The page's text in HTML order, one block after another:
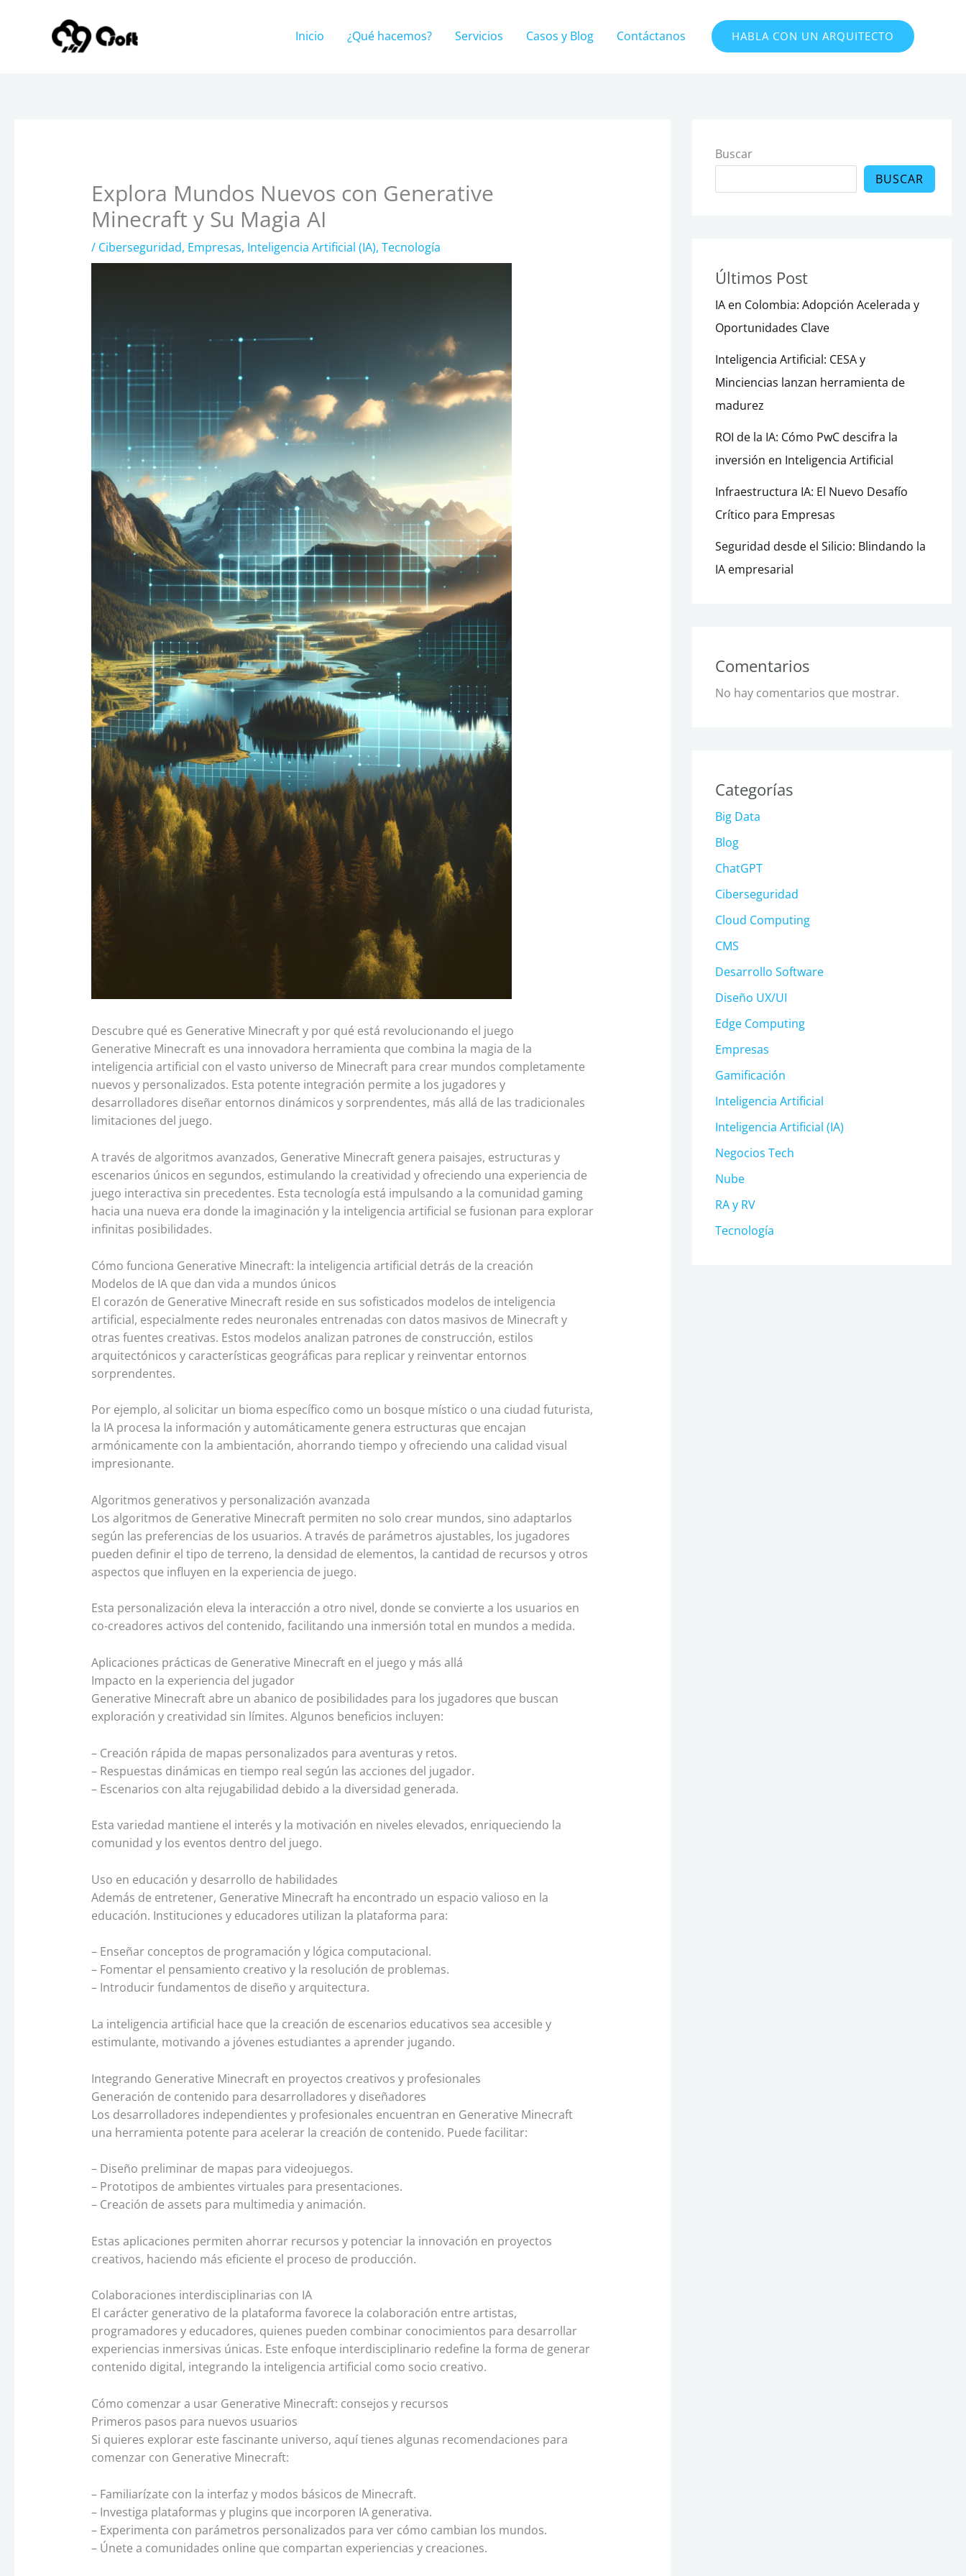
contenido
Inicio ¿Qué hacemos? Servicios Casos y Blog Contáctanos HABLA CON UN ARQUITECTO
Explora Mundos Nuevos con Generative
Minecraft y Su Magia AI
/ Ciberseguridad, Empresas, Inteligencia Artificial (IA), Tecnología
Descubre qué es Generative Minecraft y por qué está revolucionando el juego
Generative Minecraft es una innovadora herramienta que combina la magia de la
inteligencia artificial con el vasto universo de Minecraft para crear mundos completamente
nuevos y personalizados. Esta potente integración permite a los jugadores y
desarrolladores diseñar entornos dinámicos y sorprendentes, más allá de las tradicionales
limitaciones del juego.
A través de algoritmos avanzados, Generative Minecraft genera paisajes, estructuras y
escenarios únicos en segundos, estimulando la creatividad y ofreciendo una experiencia de
juego interactiva sin precedentes. Esta tecnología está impulsando a la comunidad gaming
hacia una nueva era donde la imaginación y la inteligencia artificial se fusionan para explorar
infinitas posibilidades.
Cómo funciona Generative Minecraft: la inteligencia artificial detrás de la creación
Modelos de IA que dan vida a mundos únicos
El corazón de Generative Minecraft reside en sus sofisticados modelos de inteligencia
artificial, especialmente redes neuronales entrenadas con datos masivos de Minecraft y
otras fuentes creativas. Estos modelos analizan patrones de construcción, estilos
arquitectónicos y características geográficas para replicar y reinventar entornos
sorprendentes.
Por ejemplo, al solicitar un bioma específico como un bosque místico o una ciudad futurista,
la IA procesa la información y automáticamente genera estructuras que encajan
armónicamente con la ambientación, ahorrando tiempo y ofreciendo una calidad visual
impresionante.
Algoritmos generativos y personalización avanzada
Los algoritmos de Generative Minecraft permiten no solo crear mundos, sino adaptarlos
según las preferencias de los usuarios. A través de parámetros ajustables, los jugadores
pueden definir el tipo de terreno, la densidad de elementos, la cantidad de recursos y otros
aspectos que influyen en la experiencia de juego.
Esta personalización eleva la interacción a otro nivel, donde se convierte a los usuarios en
co-creadores activos del contenido, facilitando una inmersión total en mundos a medida.
Aplicaciones prácticas de Generative Minecraft en el juego y más allá
Impacto en la experiencia del jugador
Generative Minecraft abre un abanico de posibilidades para los jugadores que buscan
exploración y creatividad sin límites. Algunos beneficios incluyen:
– Creación rápida de mapas personalizados para aventuras y retos.
– Respuestas dinámicas en tiempo real según las acciones del jugador.
– Escenarios con alta rejugabilidad debido a la diversidad generada.
Esta variedad mantiene el interés y la motivación en niveles elevados, enriqueciendo la
comunidad y los eventos dentro del juego.
Uso en educación y desarrollo de habilidades
Además de entretener, Generative Minecraft ha encontrado un espacio valioso en la
educación. Instituciones y educadores utilizan la plataforma para:
– Enseñar conceptos de programación y lógica computacional.
– Fomentar el pensamiento creativo y la resolución de problemas.
– Introducir fundamentos de diseño y arquitectura.
La inteligencia artificial hace que la creación de escenarios educativos sea accesible y
estimulante, motivando a jóvenes estudiantes a aprender jugando.
Integrando Generative Minecraft en proyectos creativos y profesionales
Generación de contenido para desarrolladores y diseñadores
Los desarrolladores independientes y profesionales encuentran en Generative Minecraft
una herramienta potente para acelerar la creación de contenido. Puede facilitar:
– Diseño preliminar de mapas para videojuegos.
– Prototipos de ambientes virtuales para presentaciones.
– Creación de assets para multimedia y animación.
Estas aplicaciones permiten ahorrar recursos y potenciar la innovación en proyectos
creativos, haciendo más eficiente el proceso de producción.
Colaboraciones interdisciplinarias con IA
El carácter generativo de la plataforma favorece la colaboración entre artistas,
programadores y educadores, quienes pueden combinar conocimientos para desarrollar
experiencias inmersivas únicas. Este enfoque interdisciplinario redefine la forma de generar
contenido digital, integrando la inteligencia artificial como socio creativo.
Cómo comenzar a usar Generative Minecraft: consejos y recursos
Primeros pasos para nuevos usuarios
Si quieres explorar este fascinante universo, aquí tienes algunas recomendaciones para
comenzar con Generative Minecraft:
– Familiarízate con la interfaz y modos básicos de Minecraft.
– Investiga plataformas y plugins que incorporen IA generativa.
– Experimenta con parámetros personalizados para ver cómo cambian los mundos.
– Únete a comunidades online que compartan experiencias y creaciones.
Buscar
BUSCAR
Últimos Post
IA en Colombia: Adopción Acelerada y
Oportunidades Clave
Inteligencia Artificial: CESA y
Minciencias lanzan herramienta de
madurez
ROI de la IA: Cómo PwC descifra la
inversión en Inteligencia Artificial
Infraestructura IA: El Nuevo Desafío
Crítico para Empresas
Seguridad desde el Silicio: Blindando la
IA empresarial
Comentarios
No hay comentarios que mostrar.
Categorías
Big Data
Blog
ChatGPT
Ciberseguridad
Cloud Computing
CMS
Desarrollo Software
Diseño UX/UI
Edge Computing
Empresas
Gamificación
Inteligencia Artificial
Inteligencia Artificial (IA)
Negocios Tech
Nube
RA y RV
Tecnología